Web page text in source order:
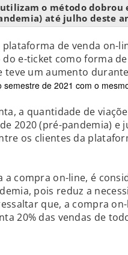
o método
até julho deste
de venda on-
e-ticket como forma
um aumento
semestre de 2021 com o
a quantidade de
2020 (pré-pandemia) e
os clientes da
a compra on-line, é
pois reduz a
que, a compra
20% das vendas de